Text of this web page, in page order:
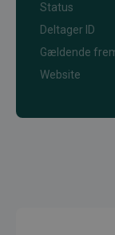
Status
Deltager ID
Gældende
Website